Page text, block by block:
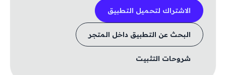
الاشتراك لتحميل التطبيق
البحث عن التطبيق داخل المتجر
شروحات التثبيت